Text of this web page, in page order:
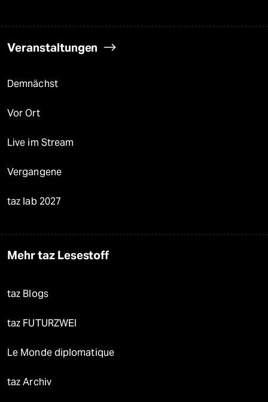
Veranstaltungen
Demnächst
Vor Ort
Live im Stream
Vergangene
taz lab 2027
Mehr taz Lesestoff
taz Blogs
taz FUTURZWEI
Le Monde diplomatique
taz Archiv